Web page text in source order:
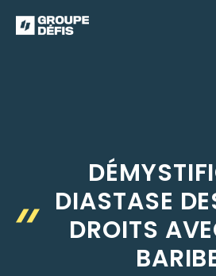
au
DIASTASE
DROITS